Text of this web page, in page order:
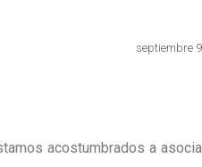
septiembre
acostumbrados a